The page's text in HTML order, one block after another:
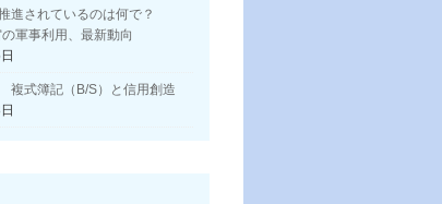
進されているのは何で？
軍事利用、最新動向
複式簿記（B/S）と信用創造